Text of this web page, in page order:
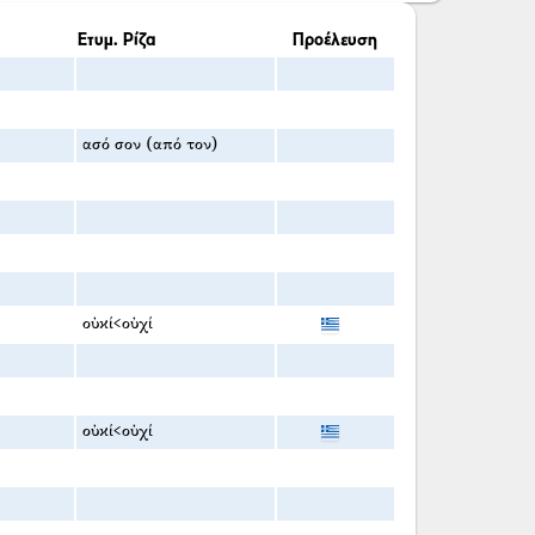
Ετυμ. Ρίζα Προέλευση
ασό σον (από τον)
οὐκί<οὐχί
οὐκί<οὐχί